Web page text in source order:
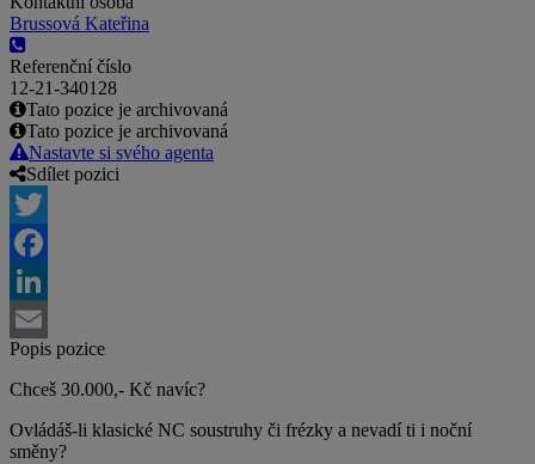
Brussová Kateřina
Referenční číslo
12-21-340128
Tato pozice je archivovaná
Tato pozice je archivovaná
Nastavte si svého agenta
Sdílet pozici
Twitter
Facebook
LinkedIn
Email
Popis pozice
Chceš 30.000,- Kč navíc?
Ovládáš-li klasické NC soustruhy či frézky a nevadí ti i noční
směny?